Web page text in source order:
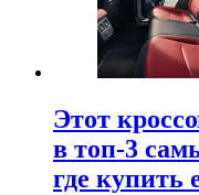
Этот
в топ-3
где купить